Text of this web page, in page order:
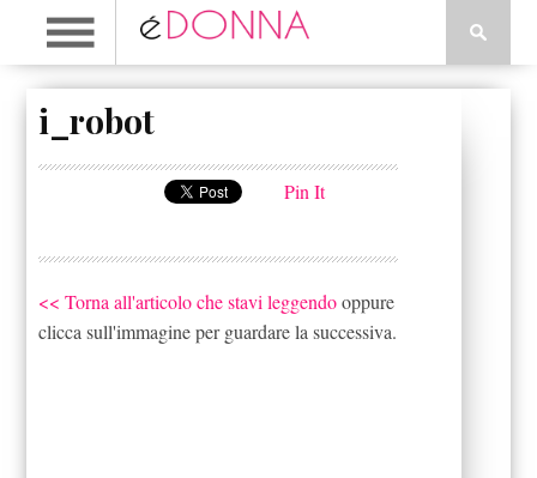
i_robot
Pin It
<< Torna all'articolo che stavi leggendooppure
clicca sull'immagine per guardare la successiva.